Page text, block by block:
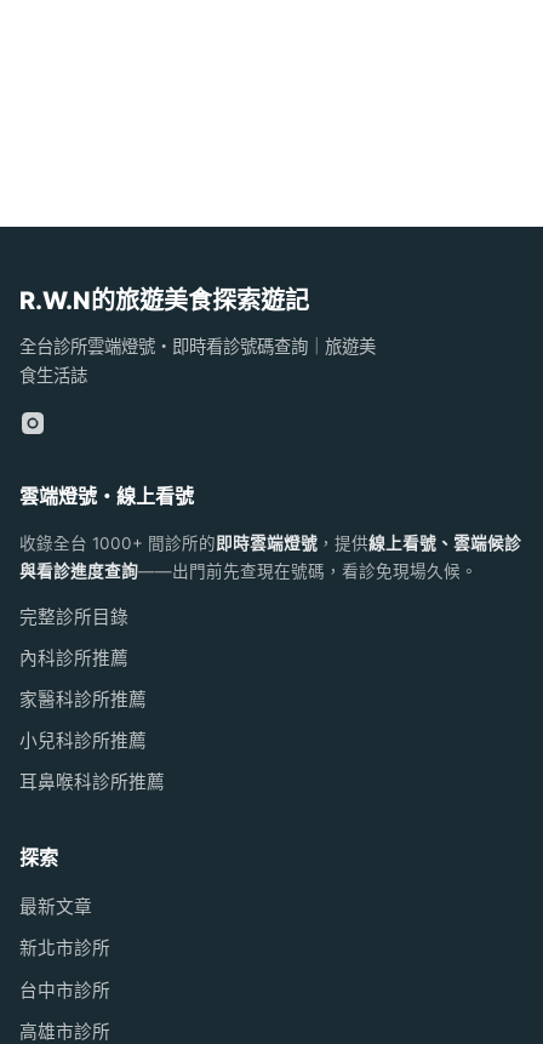
R.W.N的旅遊美食探索遊記
全台診所雲端燈號・即時看診號碼查詢｜旅遊美
食生活誌
雲端燈號・線上看號
收錄全台 1000+ 間診所的 即時雲端燈號 ，提供線上看號、雲端候診
與看診進度查詢——出門前先查現在號碼，看診免現場久候。
完整診所目錄
內科診所推薦
家醫科診所推薦
小兒科診所推薦
耳鼻喉科診所推薦
探索
最新文章
新北市診所
台中市診所
高雄市診所